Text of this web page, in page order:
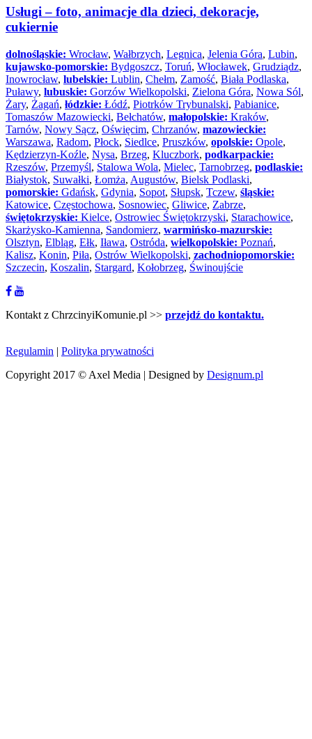
Usługi – foto, animacje dla dzieci, dekoracje,
cukiernie
dolnośląskie: Wrocław, Wałbrzych, Legnica, Jelenia Góra, Lubin,
kujawsko-pomorskie: Bydgoszcz, Toruń, Włocławek, Grudziądz,
Inowrocław, lubelskie: Lublin, Chełm, Zamość, Biała Podlaska,
Puławy, lubuskie: Gorzów Wielkopolski, Zielona Góra, Nowa Sól,
Żary, Żagań, łódzkie: Łódź, Piotrków Trybunalski, Pabianice,
Tomaszów Mazowiecki, Bełchatów, małopolskie: Kraków,
Tarnów, Nowy Sącz, Oświęcim, Chrzanów, mazowieckie:
Warszawa, Radom, Płock, Siedlce, Pruszków, opolskie: Opole,
Kędzierzyn-Koźle, Nysa, Brzeg, Kluczbork, podkarpackie:
Rzeszów, Przemyśl, Stalowa Wola, Mielec, Tarnobrzeg, podlaskie:
Białystok, Suwałki, Łomża, Augustów, Bielsk Podlaski,
pomorskie: Gdańsk, Gdynia, Sopot, Słupsk, Tczew, śląskie:
Katowice, Częstochowa, Sosnowiec, Gliwice, Zabrze,
świętokrzyskie: Kielce, Ostrowiec Świętokrzyski, Starachowice,
Skarżysko-Kamienna, Sandomierz, warmińsko-mazurskie:
Olsztyn, Elbląg, Ełk, Iława, Ostróda, wielkopolskie: Poznań,
Kalisz, Konin, Piła, Ostrów Wielkopolski, zachodniopomorskie:
Szczecin, Koszalin, Stargard, Kołobrzeg, Świnoujście
Kontakt z ChrzcinyiKomunie.pl >> przejdź do kontaktu.
Regulamin | Polityka prywatności
Copyright 2017 © Axel Media | Designed by Designum.pl